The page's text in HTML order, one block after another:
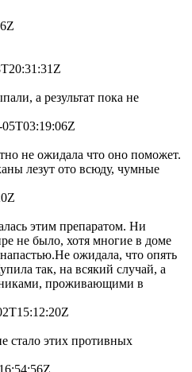
а результат пока не
не ожидала что оно поможет.
лезут ото всюду, чумные
этим препаратом. Ни
не было, хотя многие в доме
ожидала, что опять
так, на всякий случай, а
проживающими в
стало этих противных